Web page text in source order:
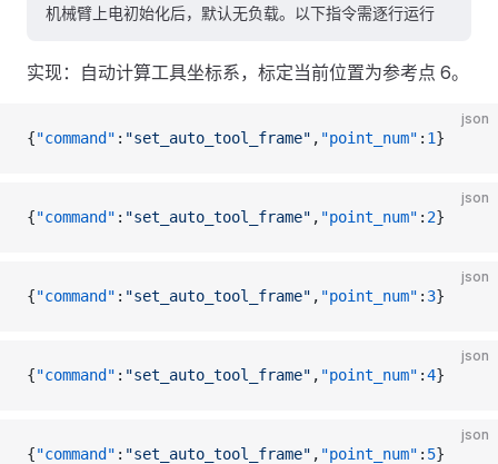
机械臂上电初始化后，默认无负载。以下指令需逐行运行
实现：自动计算工具坐标系，标定当前位置为参考点 6。
json
{"command" : "set_auto_tool_frame" , "point_num" : 1}
json
{"command" : "set_auto_tool_frame" , "point_num" : 2}
json
{"command" : "set_auto_tool_frame" , "point_num" : 3}
json
{"command" : "set_auto_tool_frame" , "point_num" :4}
json
{"command" : "set_auto_tool_frame" , "point_num" : 5}